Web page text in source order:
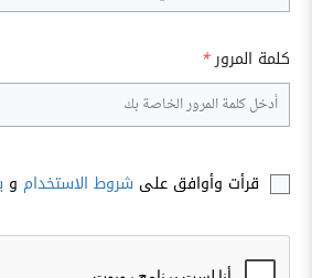
كلمة المرور*
قرأت وأوافق على شروط الاستخدام و